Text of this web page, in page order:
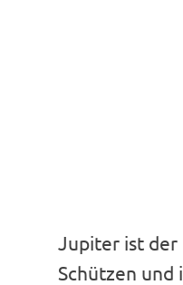
Jupiter ist der
Schützen und